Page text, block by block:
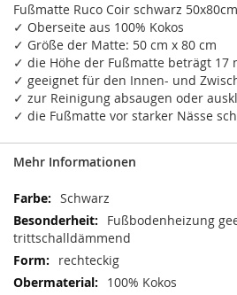
Fußmatte Ruco Coir schwarz 50x80cm
✓ Oberseite aus 100% Kokos
✓ Größe der Matte: 50 cm x 80 cm
✓ die Höhe der Fußmatte beträgt 17
✓ geeignet für den Innen- und
✓ zur Reinigung absaugen oder
✓ die Fußmatte vor starker Nässe
Mehr Informationen
Mehr
Informationen
Schwarz
Fußbodenheizung
trittschalldämmend
rechteckig
100% Kokos